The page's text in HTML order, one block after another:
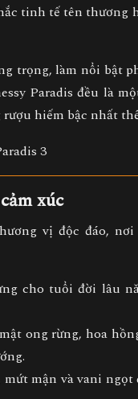
tinh tế tên thương
trọng, làm nổi bật
Paradis đều là
rượu hiếm bậc nhất
xúc
vị độc đáo,
cho tuổi đời lâu
ong rừng, hoa
.
mứt mận và vani ngọt